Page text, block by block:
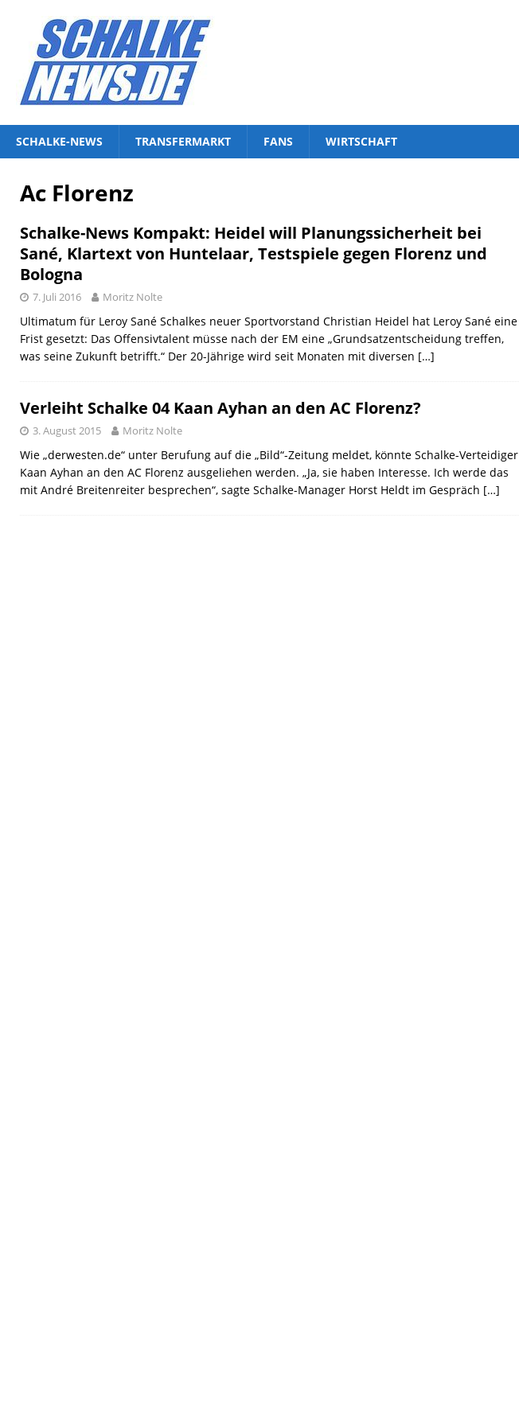
SCHALKE-NEWS TRANSFERMARKT FANS WIRTSCHAFT
Ac Florenz
Schalke-News Kompakt: Heidel will Planungssicherheit bei
Sané, Klartext von Huntelaar, Testspiele gegen Florenz und
Bologna
7. Juli 2016 Moritz Nolte
Ultimatum für Leroy Sané Schalkes neuer Sportvorstand Christian Heidel hat Leroy Sané eine
Frist gesetzt: Das Offensivtalent müsse nach der EM eine „Grundsatzentscheidung treffen,
was seine Zukunft betrifft.“ Der 20-Jährige wird seit Monaten mit diversen […]
Verleiht Schalke 04 Kaan Ayhan an den AC Florenz?
3. August 2015 Moritz Nolte
Wie „derwesten.de“ unter Berufung auf die „Bild“-Zeitung meldet, könnte Schalke-Verteidiger
Kaan Ayhan an den AC Florenz ausgeliehen werden. „Ja, sie haben Interesse. Ich werde das
mit André Breitenreiter besprechen“, sagte Schalke-Manager Horst Heldt im Gespräch […]